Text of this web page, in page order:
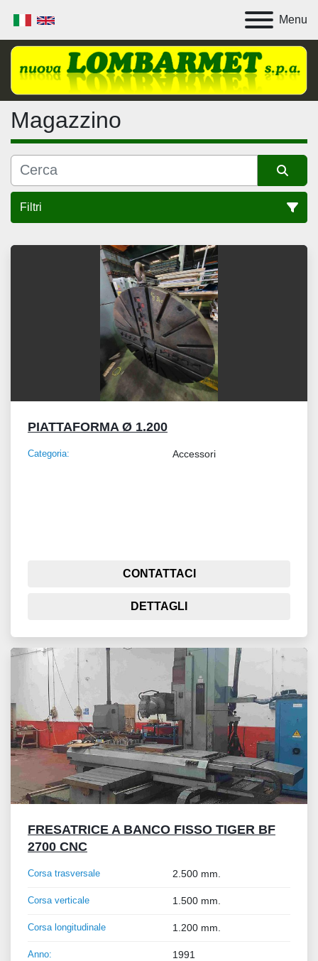
Menu
Magazzino
Filtri
Tutte le categorie
Ordina per
PIATTAFORMA Ø 1.200
Categoria: Accessori
CONTATTACI
DETTAGLI
FRESATRICE A BANCO FISSO TIGER BF
2700 CNC
Corsa trasversale 2.500 mm.
Corsa verticale 1.500 mm.
Corsa longitudinale 1.200 mm.
Anno: 1991